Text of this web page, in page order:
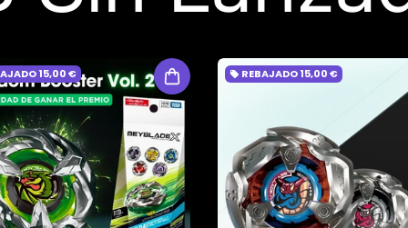
15,00 € local_offer REBAJADO15,00 €